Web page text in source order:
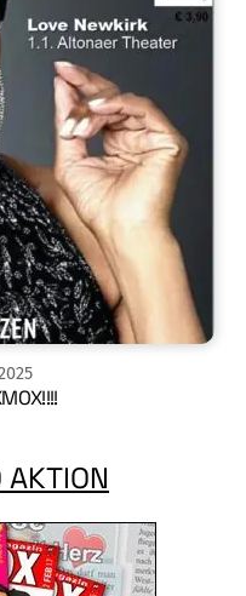
AKTION